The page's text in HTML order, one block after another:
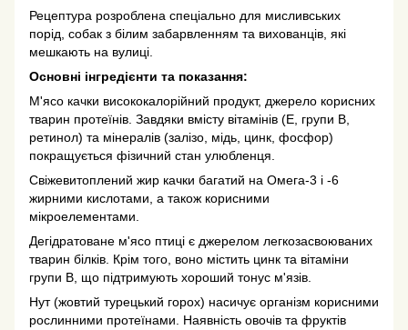
Рецептура розроблена спеціально для мисливських
порід, собак з білим забарвленням та вихованців, які
мешкають на вулиці.
Основні інгредієнти та показання:
М'ясо качки висококалорійний продукт, джерело корисних
тварин протеїнів. Завдяки вмісту вітамінів (Е, групи В,
ретинол) та мінералів (залізо, мідь, цинк, фосфор)
покращується фізичний стан улюбленця.
Свіжевитоплений жир качки багатий на Омега-3 і -6
жирними кислотами, а також корисними
мікроелементами.
Дегідратоване м'ясо птиці є джерелом легкозасвоюваних
тварин білків. Крім того, воно містить цинк та вітаміни
групи В, що підтримують хороший тонус м'язів.
Нут (жовтий турецький горох) насичує організм корисними
рослинними протеїнами. Наявність овочів та фруктів